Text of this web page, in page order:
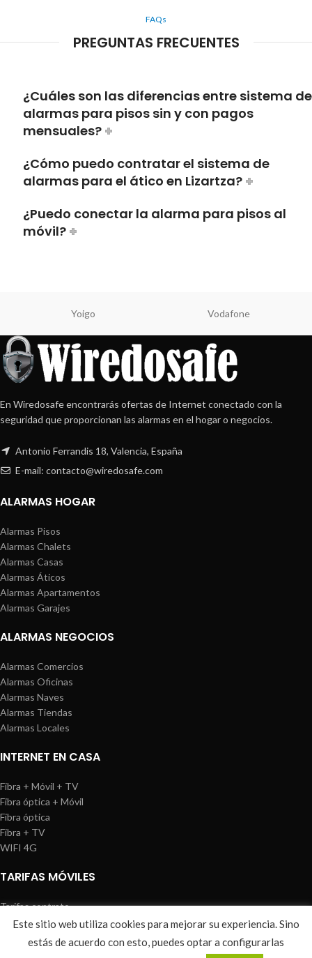
FAQs
PREGUNTAS FRECUENTES
¿Cuáles son las diferencias entre sistema de
alarmas para pisos sin y con pagos
mensuales?
¿Cómo puedo contratar el sistema de
alarmas para el ático en Lizartza?
¿Puedo conectar la alarma para pisos al
móvil?
Yoigo Vodafone
En Wiredosafe encontrarás ofertas de Internet conectado con la
seguridad que proporcionan las alarmas en el hogar o negocios.
Antonio Ferrandis 18, Valencia, España
E-mail: contacto@wiredosafe.com
ALARMAS HOGAR
Alarmas Pisos
Alarmas Chalets
Alarmas Casas
Alarmas Áticos
Alarmas Apartamentos
Alarmas Garajes
ALARMAS NEGOCIOS
Alarmas Comercios
Alarmas Oficinas
Alarmas Naves
Alarmas Tiendas
Alarmas Locales
INTERNET EN CASA
Fibra + Móvil + TV
Fibra óptica + Móvil
Fibra óptica
Fibra + TV
WIFI 4G
TARIFAS MÓVILES
Tarifas contrato
Tarifas prepago
WIREDOSAFE Aviso Legal Política de Cookies |Sitemap
Este sitio web utiliza cookies para mejorar su experiencia. Sino
estás de acuerdo con esto, puedes optar a configurarlas